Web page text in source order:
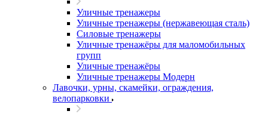
Уличные тренажеры
Уличные тренажеры (нержавеющая сталь)
Силовые тренажеры
Уличные тренажёры для маломобильных
групп
Уличные тренажёры
Уличные тренажеры Модерн
Лавочки, урны, скамейки, ограждения,
велопарковки